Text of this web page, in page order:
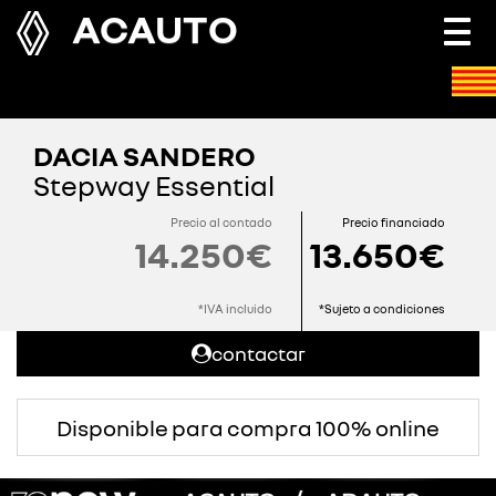
ACAUTO
DACIA SANDERO
Stepway Essential
Precio al contado
14.250€
*IVA incluido
Precio financiado
13.650€
*Sujeto a condiciones
contactar
Disponible para compra 100% online